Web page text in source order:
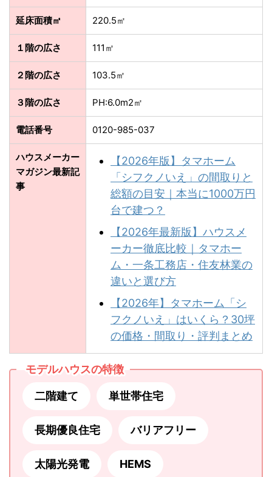
延床面積㎡ 220.5㎡
１階の広さ 111㎡
２階の広さ 103.5㎡
３階の広さ PH:6.0m2㎡
電話番号 0120-985-037
ハウスメーカー
マガジン最新記
事
【2026年版】タマホーム
「シフクノいえ」の間取りと
総額の目安｜本当に1000万円
台で建つ？
【2026年最新版】ハウスメ
ーカー徹底比較｜タマホー
ム・一条工務店・住友林業の
違いと選び方
【2026年】タマホーム「シ
フクノいえ」はいくら？30坪
の価格・間取り・評判まとめ
モデルハウスの特徴
二階建て 単世帯住宅
長期優良住宅 バリアフリー
太陽光発電 HEMS